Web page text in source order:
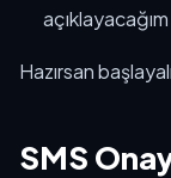
açıklayacağım
Hazırsan
SMS